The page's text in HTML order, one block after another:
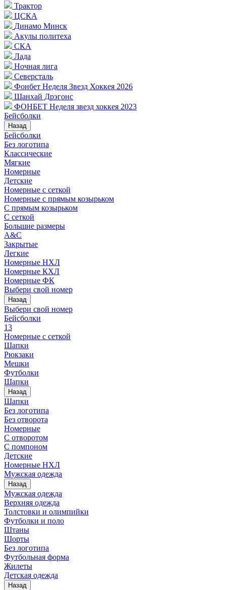
Трактор
ЦСКА
Динамо Минск
Акулы политеха
СКА
Лада
Ночная лига
Северсталь
Фонбет Неделя Звезд Хоккея 2026
Шанхай Дрэгонс
ФОНБЕТ Неделя звезд хоккея 2023
Бейсболки
Назад
Бейсболки
Без логотипа
Классические
Мягкие
Номерные
Детские
Номерные с сеткой
Номерные с прямым козырьком
С прямым козырьком
С сеткой
Большие размеры
A&C
Закрытые
Легкие
Номерные НХЛ
Номерные КХЛ
Номерные ФК
Выбери свой номер
Назад
Выбери свой номер
Бейсболки
13
Номерные с сеткой
Шапки
Рюкзаки
Мешки
Футболки
Шапки
Назад
Шапки
Без логотипа
Без отворота
Номерные
С отворотом
С помпоном
Детские
Номерные НХЛ
Мужская одежда
Назад
Мужская одежда
Верхняя одежда
Толстовки и олимпийки
Футболки и поло
Штаны
Шорты
Без логотипа
Футбольная форма
Жилеты
Детская одежда
Назад